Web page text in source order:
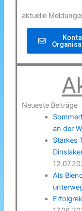
aktuelle
Neueste Beiträge
an der
Starkes
Als